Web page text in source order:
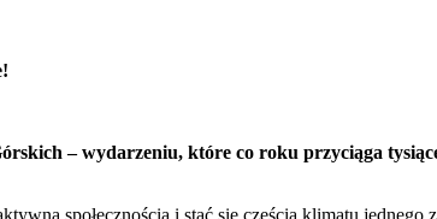
– wydarzeniu, które co roku przyciąga
społecznością i stać się częścią klimatu